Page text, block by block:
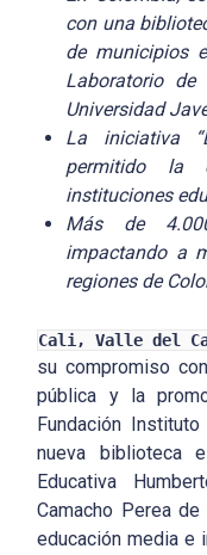
con una
de municipios
Laboratorio
Universidad
La iniciativa
permitido la
instituciones
Más de
impactando a
regiones de
Cali, Valle del
su compromiso
pública y la
Fundación
nueva biblioteca
Educativa
Camacho Perea
educación media e